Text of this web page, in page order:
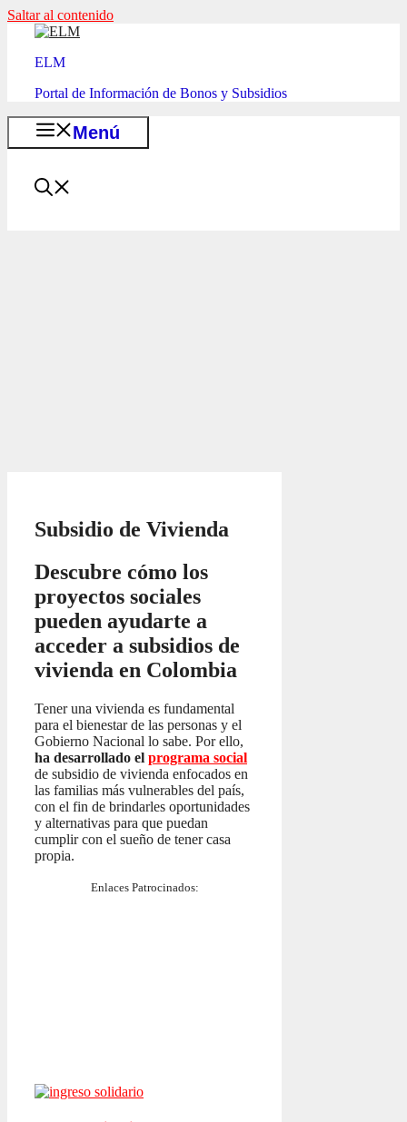
Saltar al contenido
ELM
Portal de Información de Bonos y Subsidios
Menú
Subsidio de Vivienda
Descubre cómo los
proyectos sociales
pueden ayudarte a
acceder a subsidios de
vivienda en Colombia
Tener una vivienda es fundamental
para el bienestar de las personas y el
Gobierno Nacional lo sabe. Por ello,
ha desarrollado el programa social
de subsidio de vivienda enfocados en
las familias más vulnerables del país,
con el fin de brindarles oportunidades
y alternativas para que puedan
cumplir con el sueño de tener casa
propia.
Enlaces Patrocinados: